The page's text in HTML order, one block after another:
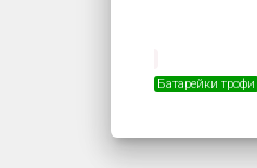
Батарейки трофи